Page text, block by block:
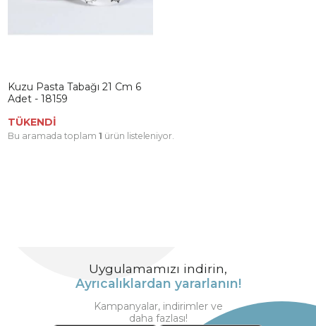
Kuzu Pasta Tabağı 21 Cm 6
Adet - 18159
TÜKENDİ
Bu aramada toplam 1 ürün listeleniyor.
Uygulamamızı indirin,
Ayrıcalıklardan yararlanın!
Kampanyalar, indirimler ve
daha fazlası!